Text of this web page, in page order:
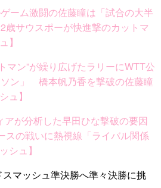
ーム激闘の佐藤瞳は「試合の大半
サウスポーが快進撃のカットマ
】
マン”が繰り広げたラリーにWTT公
ン」 橋本帆乃香を撃破の佐藤瞳
ュ】
が分析した早田ひな撃破の要因
の戦いに熱視線「ライバル関係
シュ】
スマッシュ準決勝へ準々決勝に挑